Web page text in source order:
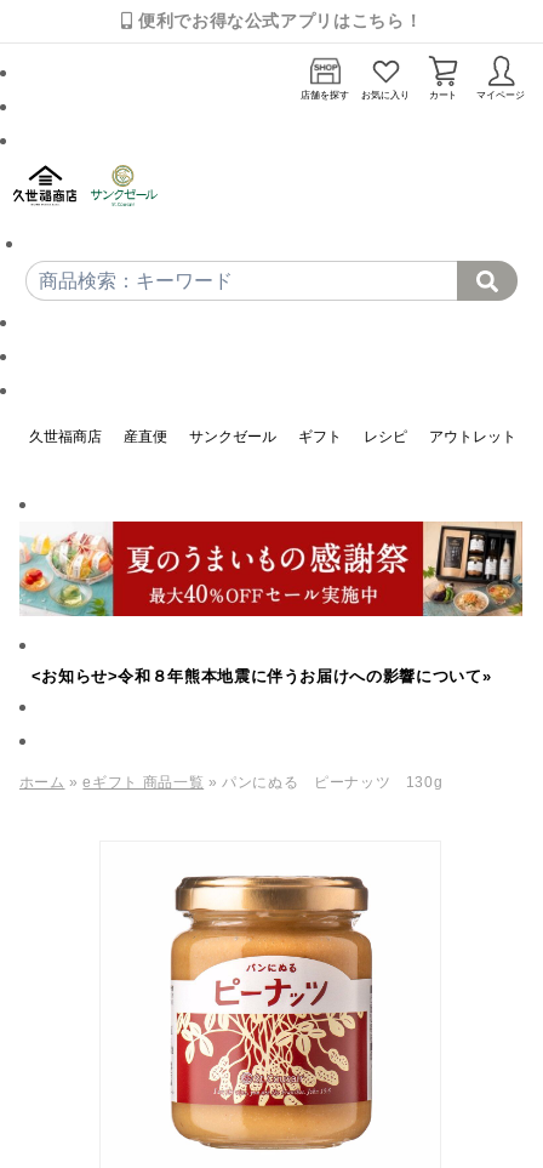
便利でお得な公式アプリはこちら！
店舗を探す お気に入り カート マイページ
久世福商店 産直便 サンクゼール ギフト レシピ アウトレット
<お知らせ>令和８年熊本地震に伴うお届けへの影響について»
ホーム »eギフト 商品一覧 » パンにぬる ピーナッツ 130g